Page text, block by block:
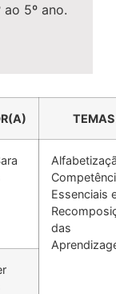
5º ano.
TEMAS
Essenciais
das